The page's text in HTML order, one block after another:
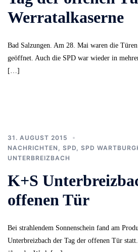
Werratalkaserne
Bad Salzungen. Am 28. Mai waren die
geöffnet. Auch die SPD war wieder in
[…]
31. AUGUST 2015
NACHRICHTEN
SPD SPD
UNTERBREIZBACH
K+S
offenen Tür
Bei strahlendem Sonnenschein fand am
Unterbreizbach der Tag der offenen Tür